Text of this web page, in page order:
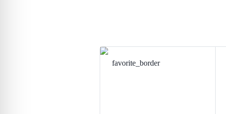
favorite_border